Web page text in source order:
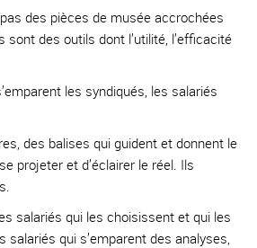
des pièces de musée accrochées
des outils dont l’utilité, l’efficacité
les syndiqués, les salariés
des balises qui guident et donnent le
projeter et d’éclairer le réel. Ils
salariés qui les choisissent et qui les
qui s’emparent des analyses,